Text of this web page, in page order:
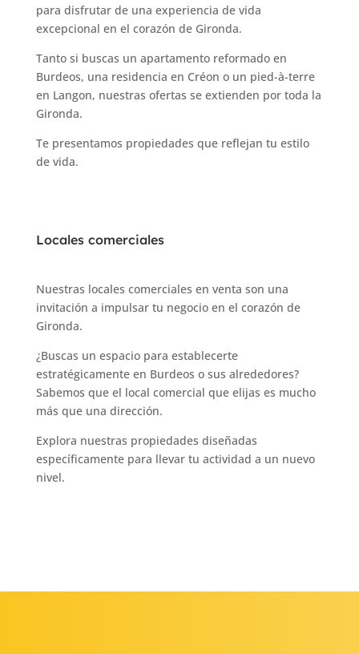
para disfrutar de una experiencia de vida
excepcional en el corazón de Gironda.
Tanto si buscas un apartamento reformado en
Burdeos, una residencia en Créon o un pied-à-terre
en Langon, nuestras ofertas se extienden por toda la
Gironda.
Te presentamos propiedades que reflejan tu estilo
de vida.
Locales comerciales
Nuestras locales comerciales en venta son una
invitación a impulsar tu negocio en el corazón de
Gironda.
¿Buscas un espacio para establecerte
estratégicamente en Burdeos o sus alrededores?
Sabemos que el local comercial que elijas es mucho
más que una dirección.
Explora nuestras propiedades diseñadas
específicamente para llevar tu actividad a un nuevo
nivel.